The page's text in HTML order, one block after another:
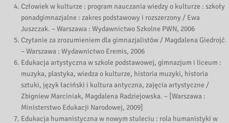
Człowiek w kulturze : program nauczania wiedzy o kulturze : szkoły
ponadgimnazjalne : zakres podstawowy i rozszerzony / Ewa
Juszczak. – Warszawa : Wydawnictwo Szkolne PWN, 2006
Czytanie za zrozumieniem dla gimnazjalistów / Magdalena Giedrojć.
– Warszawa : Wydawnictwo Eremis, 2006
Edukacja artystyczna w szkole podstawowej, gimnazjum i liceum :
muzyka, plastyka, wiedza o kulturze, historia muzyki, historia
sztuki, język łaciński i kultura antyczna, zajęcia artystyczne /
Zbigniew Marciniak, Magdalena Radziejowska. – [Warszawa :
Ministerstwo Edukacji Narodowej, 2009]
Edukacja humanistyczna w nowym stuleciu : rola humanistyki w